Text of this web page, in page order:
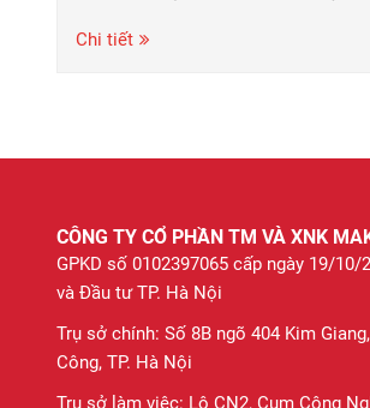
Chi tiết
CÔNG TY CỔ PHẦN TM VÀ XNK
GPKD số 0102397065 cấp ngày 19/
và Đầu tư TP. Hà Nội
Trụ sở chính: Số 8B ngõ 404 Kim
Công, TP. Hà Nội
Trụ sở làm việc: Lô CN2, Cụm Công